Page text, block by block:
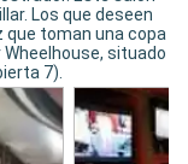
Los que deseen
que toman una copa
Wheelhouse, situado
7).